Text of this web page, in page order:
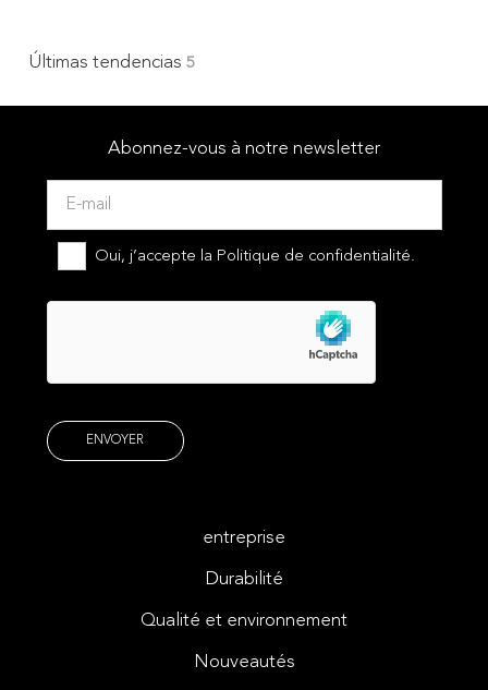
Últimas tendencias 5
Abonnez-vous à notre newsletter
Oui, j’accepte la Politique de confidentialité.
entreprise
Durabilité
Qualité et environnement
Nouveautés